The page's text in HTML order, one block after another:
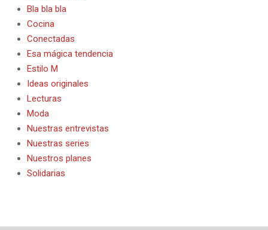
Bla bla bla
Cocina
Conectadas
Esa mágica tendencia
Estilo M
Ideas originales
Lecturas
Moda
Nuestras entrevistas
Nuestras series
Nuestros planes
Solidarias